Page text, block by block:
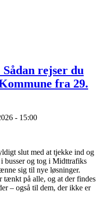
rejser du
fra 29.
- 15:00
slut med at tjekke ind og
busser og tog i Midttrafiks
sig til nye løsninger.
tænkt på alle, og at der findes
– også til dem, der ikke er